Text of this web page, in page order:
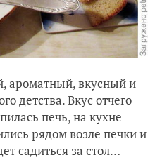
ароматный, вкусный и
детства. Вкус отчего
печь, на кухне
рядом возле печки и
садиться за стол…